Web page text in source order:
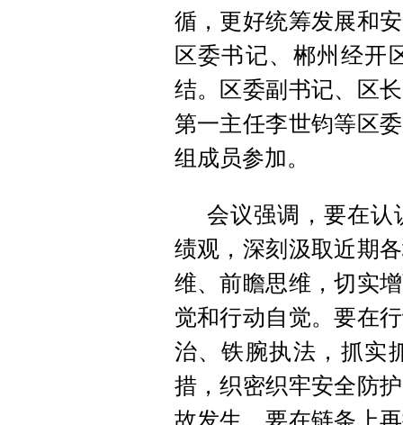
循，更好统筹发展和
区委书记、郴州经开
结。区委副书记、区
第一主任李世钧等区
组成员参加。
会议强调， 要在认
绩观，深刻汲取近期
维、前瞻思维，切实
觉和行动自觉。要在
治、铁腕执法，抓实
措，织密织牢安全防